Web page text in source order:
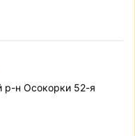
р-н Осокорки 52-я